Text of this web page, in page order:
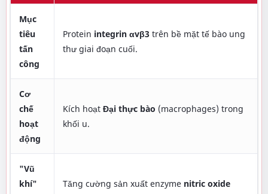
Mục
tiêu
tấn
công
Protein integrin αvβ3 trên bề mặt tế bào ung
thư giai đoạn cuối.
Cơ
chế
hoạt
động
Kích hoạt Đại thực bào (macrophages) trong
khối u.
"Vũ
khí"
Tăng cường sản xuất enzyme nitric oxide